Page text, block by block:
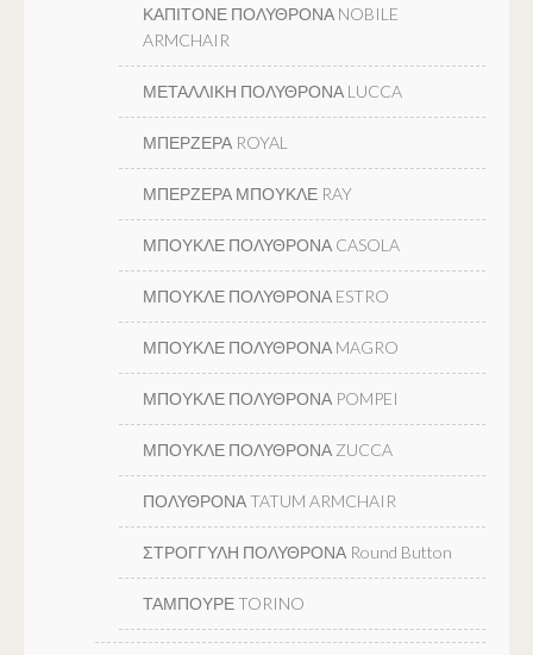
ΚΑΠΙΤΟΝΕ ΠΟΛΥΘΡΟΝΑ NOBILE
ARMCHAIR
ΜΕΤΑΛΛΙΚΗ ΠΟΛΥΘΡΟΝΑ LUCCA
ΜΠΕΡΖΕΡΑ ROYAL
ΜΠΕΡΖΕΡΑ ΜΠΟΥΚΛΕ RAY
ΜΠΟΥΚΛΕ ΠΟΛΥΘΡΟΝΑ CASOLA
ΜΠΟΥΚΛΕ ΠΟΛΥΘΡΟΝΑ ESTRO
ΜΠΟΥΚΛΕ ΠΟΛΥΘΡΟΝΑ MAGRO
ΜΠΟΥΚΛΕ ΠΟΛΥΘΡΟΝΑ POMPEI
ΜΠΟΥΚΛΕ ΠΟΛΥΘΡΟΝΑ ZUCCA
ΠΟΛΥΘΡΟΝΑ TATUM ARMCHAIR
ΣΤΡΟΓΓΥΛΗ ΠΟΛΥΘΡΟΝΑ Round Button
ΤΑΜΠΟΥΡΕ TORINO